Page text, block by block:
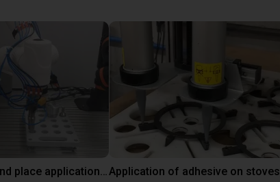
Customer pick and place application test with cobotApplication of adhesive on stoves